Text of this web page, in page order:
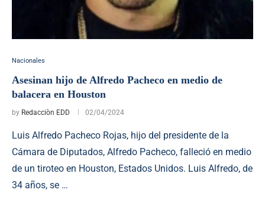
Nacionales
Asesinan hijo de Alfredo Pacheco en medio de
balacera en Houston
by Redacciòn EDD 02/04/2024
Luis Alfredo Pacheco Rojas, hijo del presidente de la
Cámara de Diputados, Alfredo Pacheco, falleció en medio
de un tiroteo en Houston, Estados Unidos. Luis Alfredo, de
34 años, se …